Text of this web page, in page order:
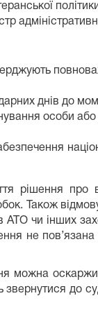
днів до
особи або
рішення про
Також
чи інших
не
можна
до